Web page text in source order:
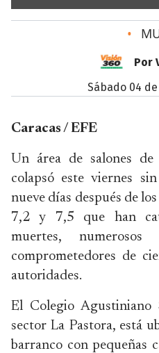
•
Por
sábado 04
Caracas / EFE
Un área de salones
colapsó este viernes
nueve días después de
7,2 y 7,5 que han
muertes,
comprometedores de
autoridades.
El Colegio Agustiniano
sector La Pastora, está
barranco con pequeñas